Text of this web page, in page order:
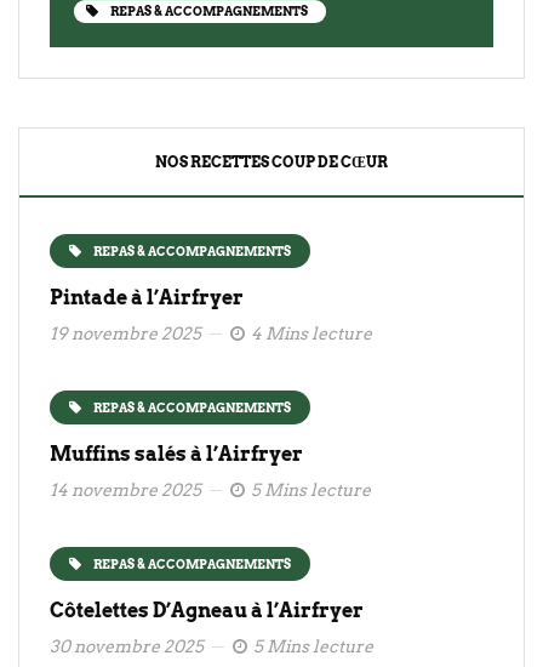
REPAS & ACCOMPAGNEMENTS
NOS RECETTES COUP DE CŒUR
REPAS & ACCOMPAGNEMENTS
Pintade à l’Airfryer
19 novembre 2025 4 Mins lecture
REPAS & ACCOMPAGNEMENTS
Muffins salés à l’Airfryer
14 novembre 2025 5 Mins lecture
REPAS & ACCOMPAGNEMENTS
Côtelettes D’Agneau à l’Airfryer
30 novembre 2025 5 Mins lecture